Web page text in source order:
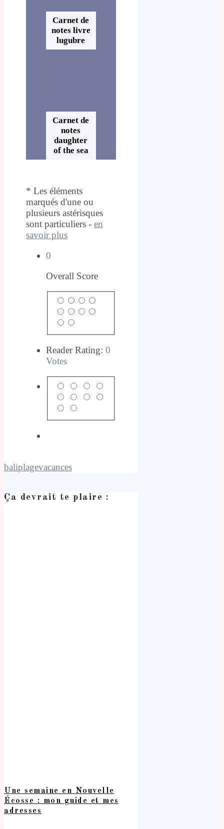
Carnet de
notes livre
lugubre
Carnet de
notes
daughter
of the sea
* Les éléments
marqués d'une ou
plusieurs astérisques
sont particuliers - en
savoir plus
0
Overall Score
Reader Rating: 0
Votes
baliplagevacances
Ça devrait te plaire :
Une semaine en Nouvelle
Écosse : mon guide et mes
adresses